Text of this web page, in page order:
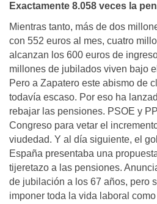
Exactamente 8.058 veces la
Mientras tanto, más de dos
con 552 euros al mes, cuatro
alcanzan los 600 euros de
millones de jubilados viven bajo
Pero a Zapatero este abismo de
todavía escaso. Por eso ha
rebajar las pensiones. PSOE y
Congreso para vetar el
viudedad. Y al día siguiente, el
España presentaba una
tijeretazo a las pensiones.
de jubilación a los 67 años, pero
imponer toda la vida laboral